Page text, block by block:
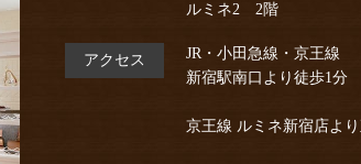
ルミネ2 2階
アクセス
JR・小田急線・京王線
新宿駅南口より徒歩1分
京王線 ルミネ新宿店よ